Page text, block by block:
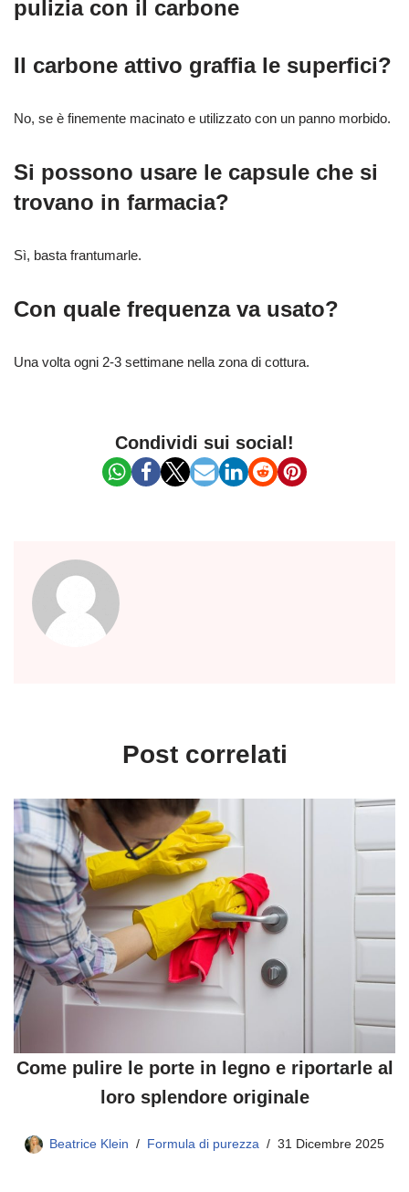
pulizia con il carbone
Il carbone attivo graffia le superfici?
No, se è finemente macinato e utilizzato con un panno morbido.
Si possono usare le capsule che si
trovano in farmacia?
Sì, basta frantumarle.
Con quale frequenza va usato?
Una volta ogni 2-3 settimane nella zona di cottura.
Condividi sui social!
Post correlati
Come pulire le porte in legno e riportarle al
loro splendore originale
Beatrice Klein Formula di purezza 31 Dicembre 2025